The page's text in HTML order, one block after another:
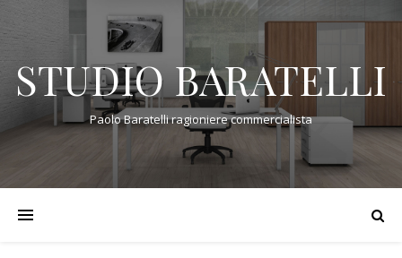
STUDIO BARATELLI
Paolo Baratelli ragioniere commercialista